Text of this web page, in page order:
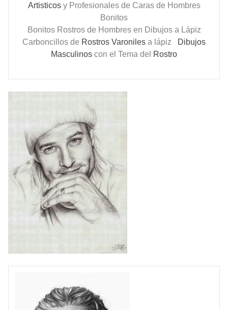
Artisticosy Profesionales de Caras de Hombres
Bonitos
Bonitos Rostros de Hombres en Dibujos a Lápiz
Carboncillos de Rostros Varoniles a lápiz
Dibujos
Masculinos con el Tema del Rostro